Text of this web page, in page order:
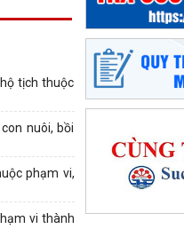
tịch thuộc
nuôi, bồi
phạm vi,
vi thành
lý luận chính trị
PHƯỜNG AN
CHIẾN DỊCH
CHUẨN HÓA DỮ
PHƯỜNG AN
ĐOÀN KẾT TẠI
ỦY BAN MTTQ